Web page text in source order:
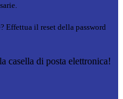
Effettua il reset della password
casella di posta elettronica!